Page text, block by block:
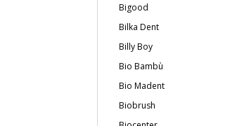
Bigood
Bilka Dent
Billy Boy
Bio Bambù
Bio Madent
Biobrush